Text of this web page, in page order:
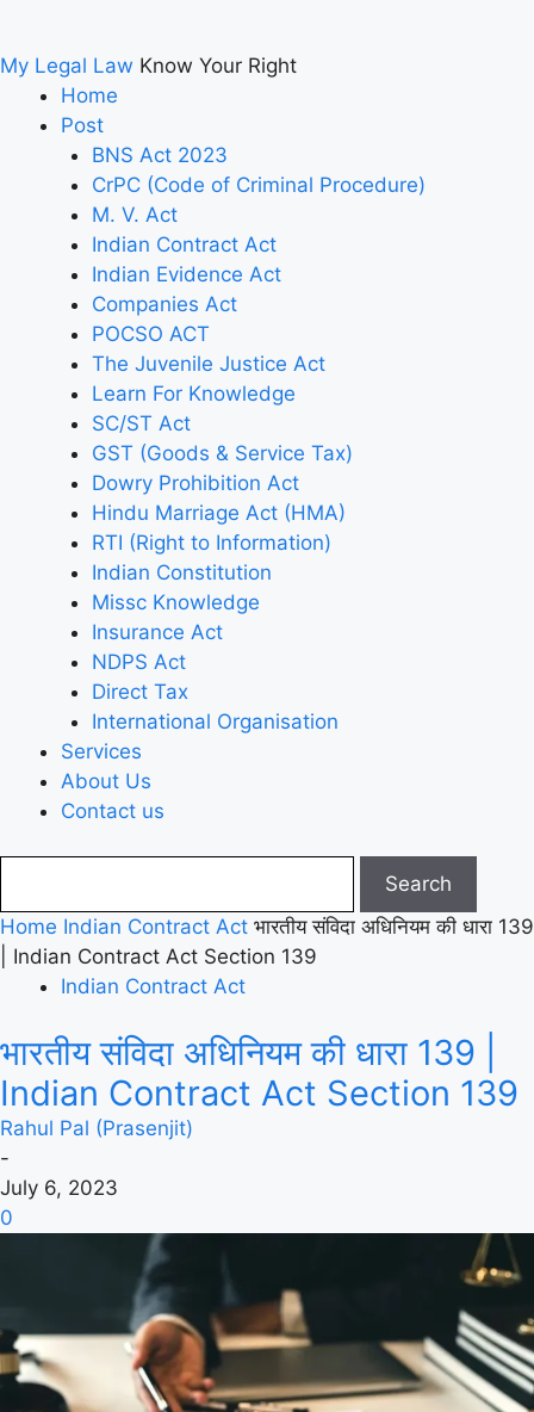
My Legal Law Know Your Right
Home
Post
BNS Act 2023
CrPC (Code of Criminal Procedure)
M. V. Act
Indian Contract Act
Indian Evidence Act
Companies Act
POCSO ACT
The Juvenile Justice Act
Learn For Knowledge
SC/ST Act
GST (Goods & Service Tax)
Dowry Prohibition Act
Hindu Marriage Act (HMA)
RTI (Right to Information)
Indian Constitution
Missc Knowledge
Insurance Act
NDPS Act
Direct Tax
International Organisation
Services
About Us
Contact us
Home Indian Contract Act भारतीय संविदा अधिनियम की धारा 139
| Indian Contract Act Section 139
Indian Contract Act
भारतीय संविदा अधिनियम की धारा 139 |
Indian Contract Act Section 139
Rahul Pal (Prasenjit)
-
July 6, 2023
0